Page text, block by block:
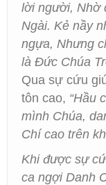
lời người, Nhờ
Ngài. Kẻ nầy
ngựa, Nhưng
là Đức Chúa
Qua sự cứu
tôn cao, “Hầu
mình Chúa,
Chí cao trên
Khi được sự
ca ngợi Danh